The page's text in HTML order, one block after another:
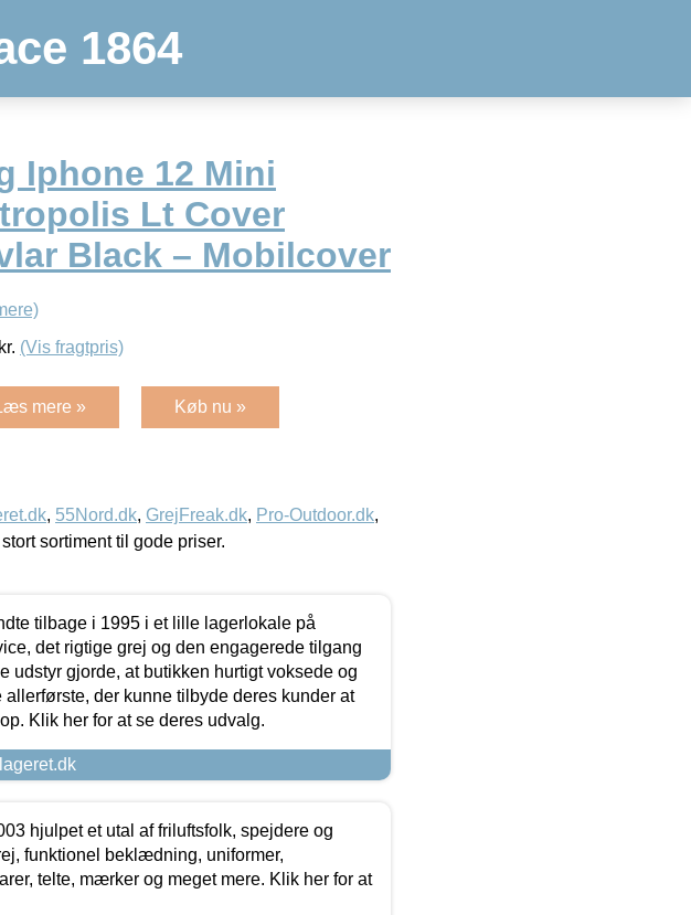
1864
Iphone 12 Mini
Lt Cover
Black – Mobilcover
kr. (Vis fragtpris)
mere » Køb nu »
, 55Nord.dk, GrejFreak.dk, Pro-Outdoor.dk,
sortiment til gode priser.
tilbage i 1995 i et lille lagerlokale på
det rigtige grej og den engagerede tilgang
udstyr gjorde, at butikken hurtigt voksede og
der kunne tilbyde deres kunder at
Klik her for at se deres udvalg.
hjulpet et utal af friluftsfolk, spejdere og
funktionel beklædning, uniformer,
telte, mærker og meget mere. Klik her for at